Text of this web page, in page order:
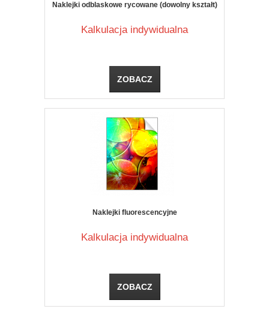
Naklejki odblaskowe rycowane (dowolny kształt)
Kalkulacja indywidualna
ZOBACZ
Naklejki fluorescencyjne
Kalkulacja indywidualna
ZOBACZ